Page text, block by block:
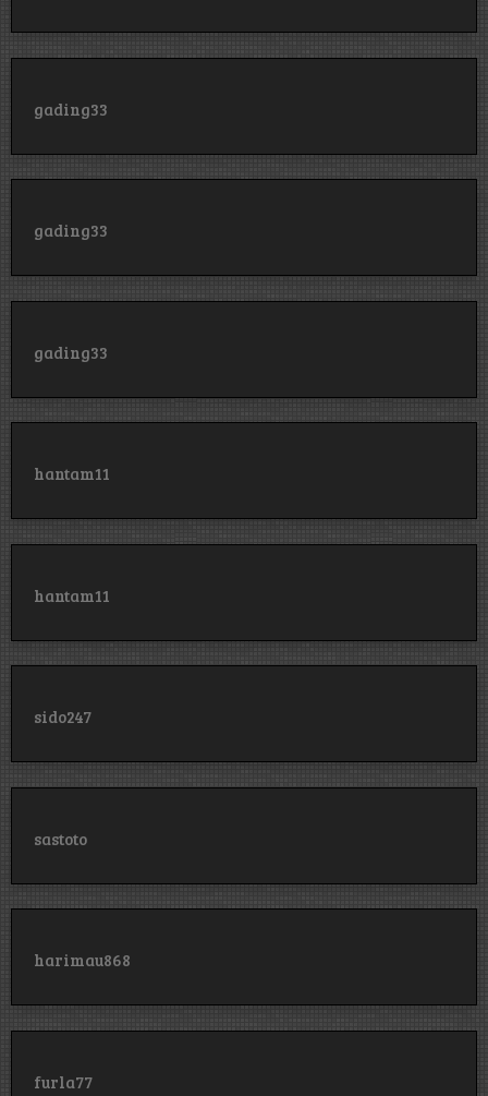
gading33
gading33
gading33
hantam11
hantam11
sido247
sastoto
harimau868
furla77